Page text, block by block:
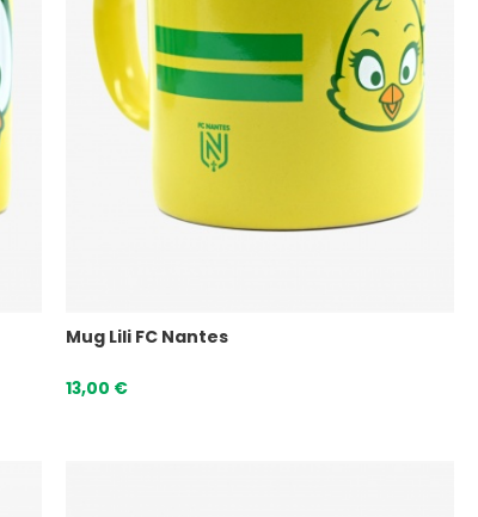
Mug Lili FC Nantes
13,00 €